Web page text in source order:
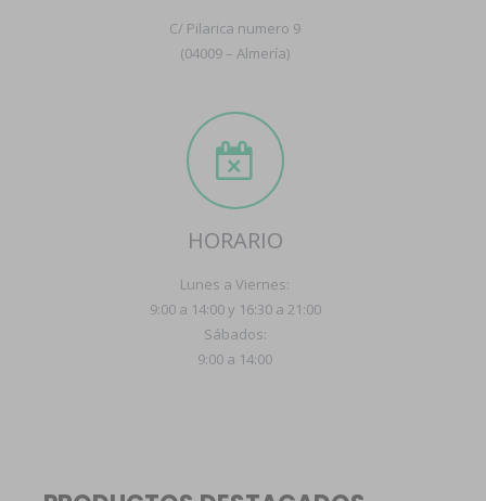
C/ Pilarica numero 9
(04009 – Almería)
HORARIO
Lunes a Viernes:
9:00 a 14:00 y 16:30 a 21:00
Sábados:
9:00 a 14:00